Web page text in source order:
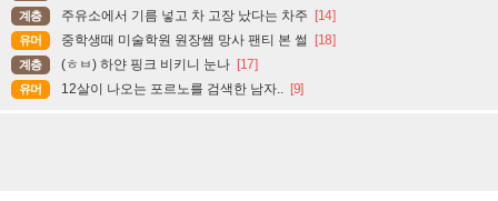
계층 주유소에서 기름 넣고 차 고장 났다는 차주 [14]
유머 중학생때 미술학원 원장쌤 망사 팬티 본 썰 [18]
계층 (ㅎㅂ) 하얀 핑크 비키니 눈나 [17]
유머 12살이 나오는 포르노를 검색한 남자.. [9]